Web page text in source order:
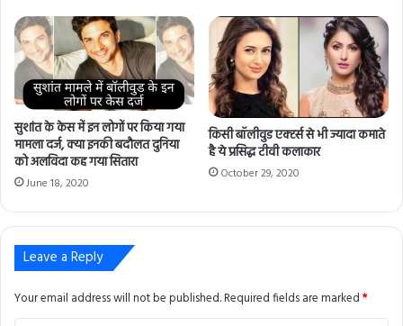
s
सुशांत के केस में इन लोगों पर किया गया
मामला दर्ज, क्या इनकी बदौलत दुनिया
को अलविदा कह गया सितारा
June 18, 2020
किसी बॉलीवुड एक्टर्स से भी ज्यादा कमाते
है ये प्रसिद्ध टीवी कलाकार
October 29, 2020
Leave a Reply
Your email address will not be published.Required fields are marked*